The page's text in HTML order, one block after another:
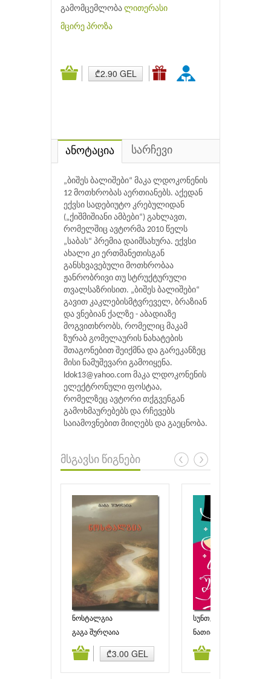
გამომცემლობა ლითერასი
მცირე პროზა
₾2.90 GEL
ანოტაცია სარჩევი
„ბიშეს ბალიშები“ მაკა ლდოკონენის
12 მოთხრობას აერთიანებს. აქედან
ექვსი სადებიუტო კრებულიდან
(„ქიშმიშიანი ამბები“) გახლავთ,
რომელშიც ავტორმა 2010 წელს
„საბას“ პრემია დაიმსახურა. ექვსი
ახალი კი ერთმანეთისგან
განსხვავებული მოთხრობაა
ჟანრობრივი თუ სტრუქტურული
თვალსაზრისით. „ბიშეს ბალიშები“
გავით კაკლებისმტვრეველ, ბრაზიან
და ვნებიან ქალზე - აბადიაზე
მოგვითხრობს, რომელიც მაკამ
ზურაბ გომელაურის ნახატების
შთაგონებით შეიქმნა და გარეკანზეც
მისი ნამუშევარი გამოიყენა.
ldok13@yahoo.com მაკა ლდოკონენის
ელექტრონული ფოსტაა,
რომელზეც ავტორი თქგვენგან
გამოხმაურებებს და რჩევებს
საიამოვნებით მიიღებს და გაეცნობა.
მსგავსი წიგნები
ნოსტალგია
გაგა შურღაია
₾3.00 GEL
სუნთქვის
ნათია როსტიაშვილი
კალათაში დამატება კალათაში